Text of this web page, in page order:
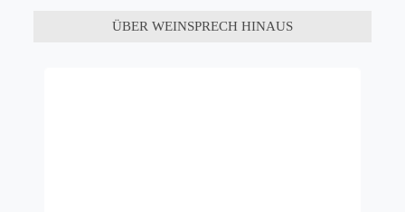
ÜBER WEINSPRECH HINAUS